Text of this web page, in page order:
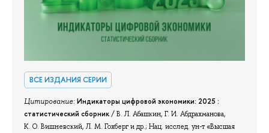
ВСЕ ИЗДАНИЯ СЕРИИ
Цитирование:Индикаторы цифровой экономики: 2025 :
статистический сборник/ В. Л. Абашкин, Г. И. Абдрахманова,
К. О. Вишневский, Л. М. Гохберг и др.; Нац. исслед. ун-т «Высшая